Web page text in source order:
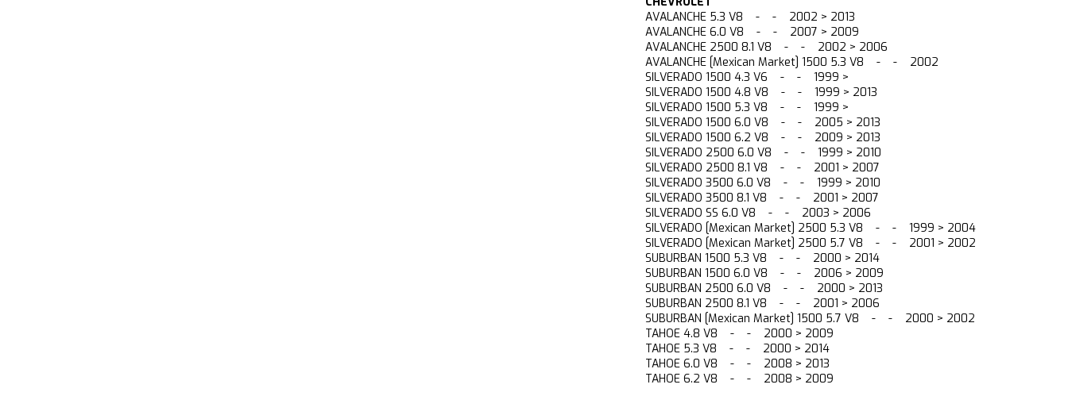
AVALANCHE 5.3 V8 - - 2002 > 2013
AVALANCHE 6.0 V8 - - 2007 > 2009
AVALANCHE 2500 8.1 V8 - - 2002 > 2006
AVALANCHE [Mexican Market] 1500 5.3 V8 - - 2002
SILVERADO 1500 4.3 V6 - - 1999 >
SILVERADO 1500 4.8 V8 - - 1999 > 2013
SILVERADO 1500 5.3 V8 - - 1999 >
SILVERADO 1500 6.0 V8 - - 2005 > 2013
SILVERADO 1500 6.2 V8 - - 2009 > 2013
SILVERADO 2500 6.0 V8 - - 1999 > 2010
SILVERADO 2500 8.1 V8 - - 2001 > 2007
SILVERADO 3500 6.0 V8 - - 1999 > 2010
SILVERADO 3500 8.1 V8 - - 2001 > 2007
SILVERADO SS 6.0 V8 - - 2003 > 2006
SILVERADO [Mexican Market] 2500 5.3 V8 - - 1999 > 2004
SILVERADO [Mexican Market] 2500 5.7 V8 - - 2001 > 2002
SUBURBAN 1500 5.3 V8 - - 2000 > 2014
SUBURBAN 1500 6.0 V8 - - 2006 > 2009
SUBURBAN 2500 6.0 V8 - - 2000 > 2013
SUBURBAN 2500 8.1 V8 - - 2001 > 2006
SUBURBAN [Mexican Market] 1500 5.7 V8 - - 2000 > 2002
TAHOE 4.8 V8 - - 2000 > 2009
TAHOE 5.3 V8 - - 2000 > 2014
TAHOE 6.0 V8 - - 2008 > 2013
TAHOE 6.2 V8 - - 2008 > 2009